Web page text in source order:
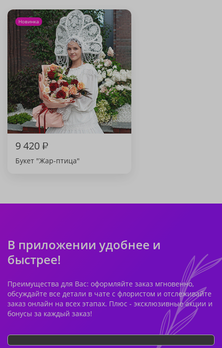
Новинка
9 420₽
Букет "Жар-птица"
В приложении удобнее и
быстрее!
Преимущества для Вас: оформляйте заказ мгновенно,
обсуждайте все детали в чате с флористом и отслеживайте
заказ онлайн на всех этапах. Плюс - эксклюзивные акции и
бонусы за каждый заказ!